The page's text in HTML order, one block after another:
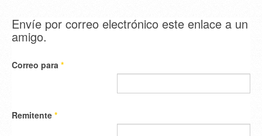
Envíe por correo electrónico este enlace a un
amigo.
Correo para *
Remitente *